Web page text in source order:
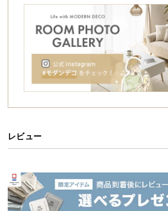
ド
お
支
い
に
つ
レビュー